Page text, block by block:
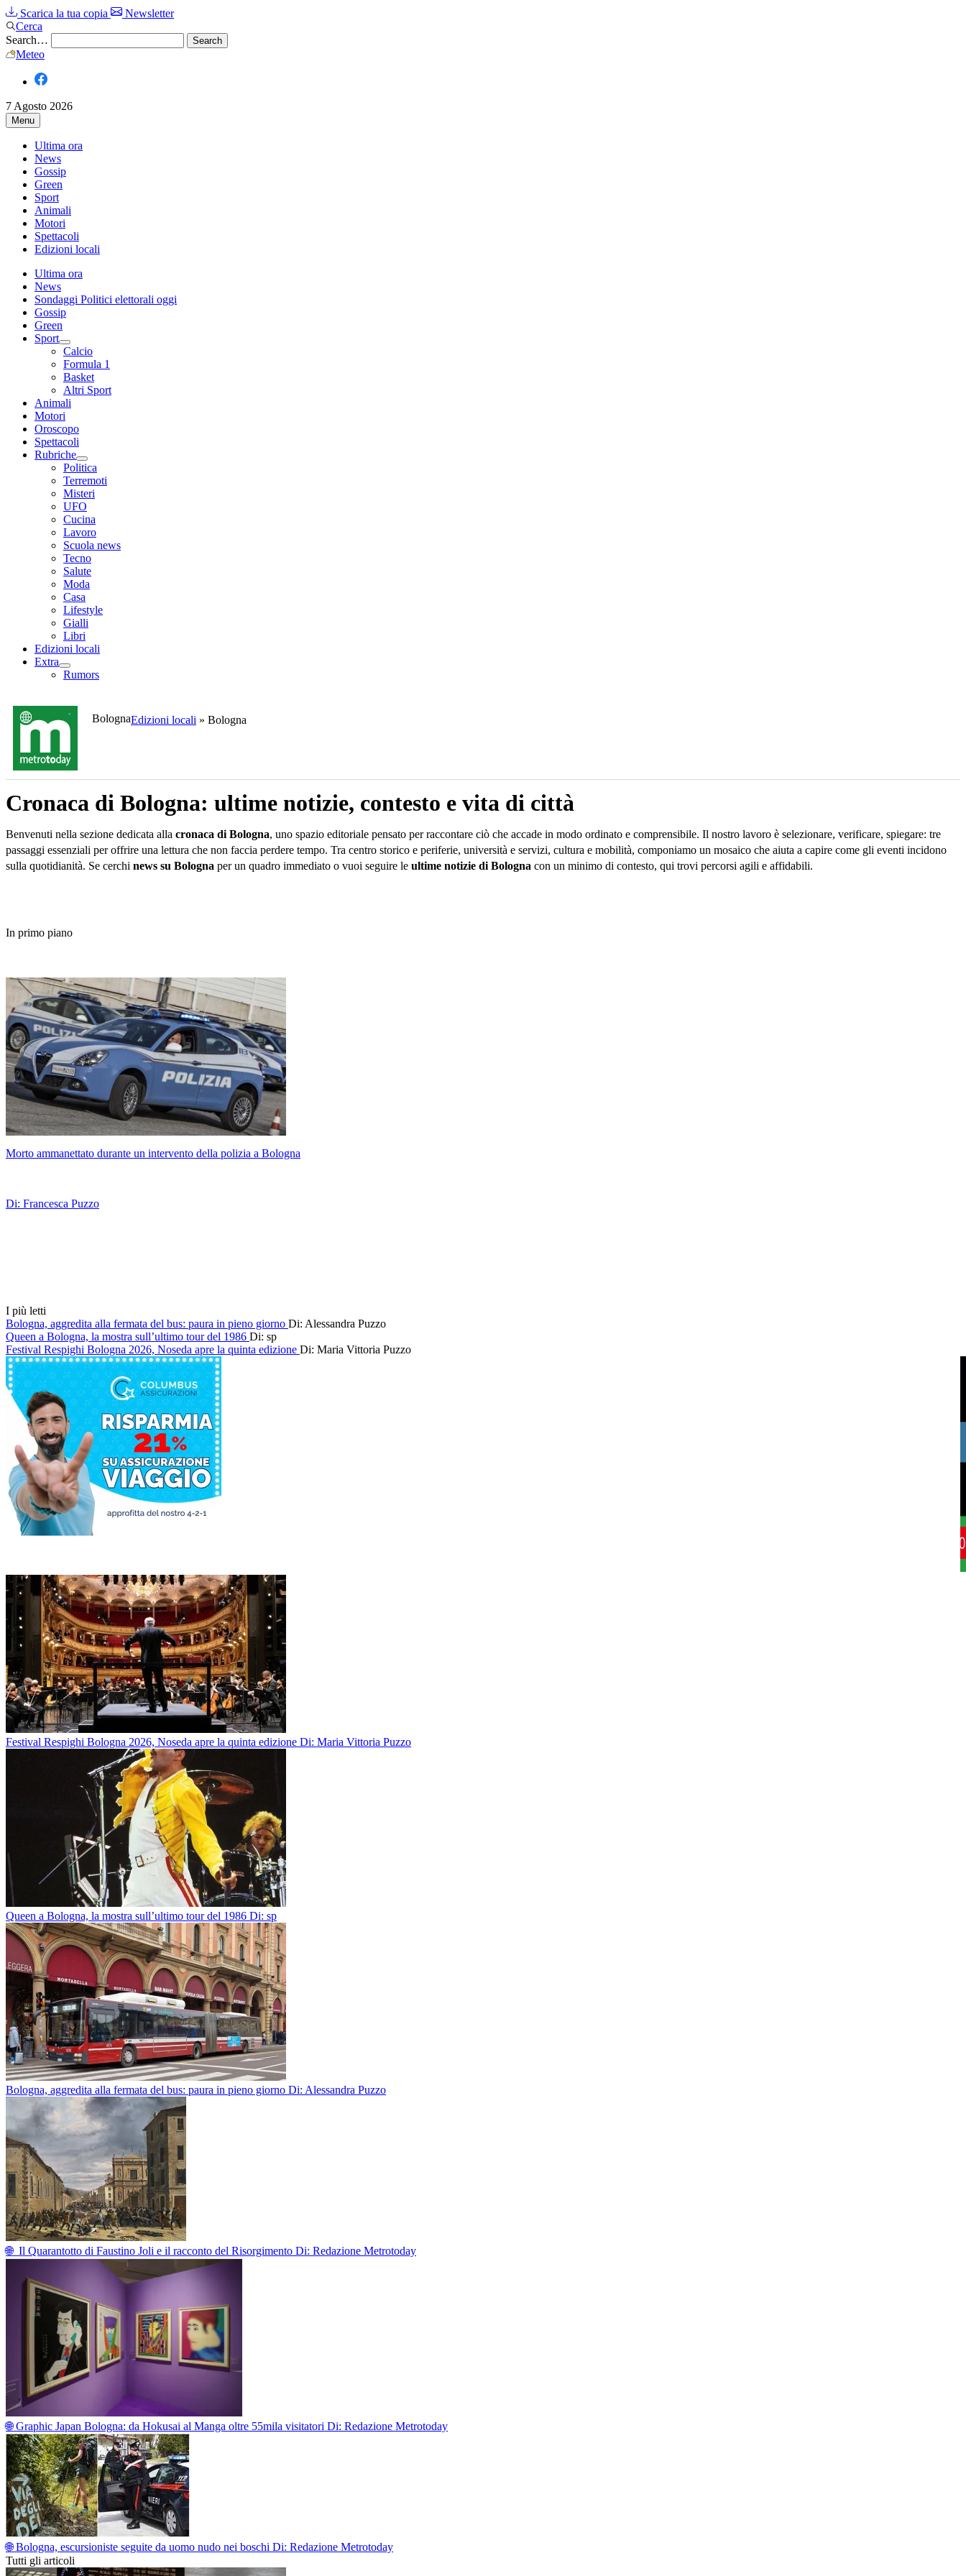
Scarica la tua copia
Newsletter
Cerca
Search…
Meteo
7 Agosto 2026
Menu
Ultima ora
News
Gossip
Green
Sport
Animali
Motori
Spettacoli
Edizioni locali
Ultima ora
News
Sondaggi Politici elettorali oggi
Gossip
Green
Sport
Calcio
Formula 1
Basket
Altri Sport
Animali
Motori
Oroscopo
Spettacoli
Rubriche
Politica
Terremoti
Misteri
UFO
Cucina
Lavoro
Scuola news
Tecno
Salute
Moda
Casa
Lifestyle
Gialli
Libri
Edizioni locali
Extra
Rumors
BolognaEdizioni locali » Bologna
Cronaca di Bologna: ultime notizie, contesto e vita di città
Benvenuti nella sezione dedicata alla cronaca di Bologna, uno spazio editoriale pensato per raccontare ciò che accade in modo ordinato e comprensibile. Il nostro lavoro è selezionare, verificare, spiegare: tre
passaggi essenziali per offrire una lettura che non faccia perdere tempo. Tra centro storico e periferie, università e servizi, cultura e mobilità, componiamo un mosaico che aiuta a capire come gli eventi incidono
sulla quotidianità. Se cerchi news su Bologna per un quadro immediato o vuoi seguire le ultime notizie di Bologna con un minimo di contesto, qui trovi percorsi agili e affidabili.
In primo piano
Morto ammanettato durante un intervento della polizia a Bologna
Di: Francesca Puzzo
I più letti
Bologna, aggredita alla fermata del bus: paura in pieno giorno Di: Alessandra Puzzo
Queen a Bologna, la mostra sull’ultimo tour del 1986 Di: sp
Festival Respighi Bologna 2026, Noseda apre la quinta edizione Di: Maria Vittoria Puzzo
Festival Respighi Bologna 2026, Noseda apre la quinta edizione Di: Maria Vittoria Puzzo
Queen a Bologna, la mostra sull’ultimo tour del 1986 Di: sp
Bologna, aggredita alla fermata del bus: paura in pieno giorno Di: Alessandra Puzzo
🌐 Il Quarantotto di Faustino Joli e il racconto del Risorgimento Di: Redazione Metrotoday
🌐 Graphic Japan Bologna: da Hokusai al Manga oltre 55mila visitatori Di: Redazione Metrotoday
🌐 Bologna, escursioniste seguite da uomo nudo nei boschi Di: Redazione Metrotoday
Tutti gli articoli